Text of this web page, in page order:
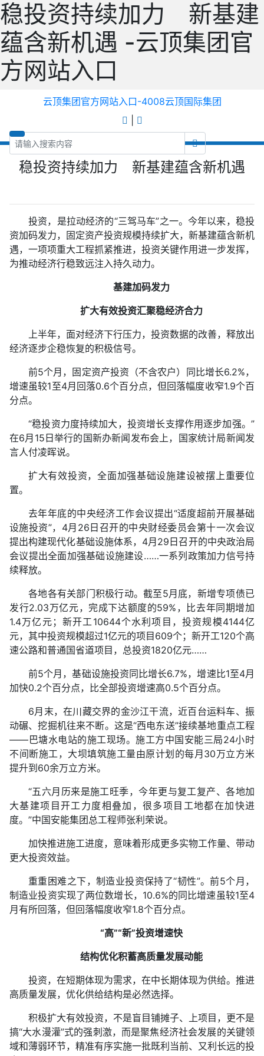
稳投资持续加力 新基建
蕴含新机遇 -云顶集团官
方网站入口
云顶集团官方网站入口-4008云顶国际集团
稳投资持续加力 新基建蕴含新机遇
投资，是拉动经济的“三驾马车”之一。今年以来，稳投
资加码发力，固定资产投资规模持续扩大，新基建蕴含新机
遇，一项项重大工程抓紧推进，投资关键作用进一步发挥，
为推动经济行稳致远注入持久动力。
基建加码发力
扩大有效投资汇聚稳经济合力
上半年，面对经济下行压力，投资数据的改善，释放出
经济逐步企稳恢复的积极信号。
前5个月，固定资产投资（不含农户）同比增长6.2%，
增速虽较1至4月回落0.6个百分点，但回落幅度收窄1.9个百
分点。
“稳投资力度持续加大，投资增长支撑作用逐步加强。”
在6月15日举行的国新办新闻发布会上，国家统计局新闻发
言人付凌晖说。
扩大有效投资，全面加强基础设施建设被摆上重要位
置。
去年年底的中央经济工作会议提出“适度超前开展基础
设施投资”，4月26日召开的中央财经委员会第十一次会议
提出构建现代化基础设施体系，4月29日召开的中央政治局
会议提出全面加强基础设施建设……一系列政策加力信号持
续释放。
各地各有关部门积极行动。截至5月底，新增专项债已
发行2.03万亿元，完成下达额度的59%，比去年同期增加
1.4万亿元；新开工10644个水利项目，投资规模4144亿
元，其中投资规模超过1亿元的项目609个；新开工120个高
速公路和普通国省道项目，总投资1820亿元……
前5个月，基础设施投资同比增长6.7%，增速比1至4月
加快0.2个百分点，比全部投资增速高0.5个百分点。
6月末，在川藏交界的金沙江干流，近百台运料车、振
动碾、挖掘机往来不断。这是“西电东送”接续基地重点工程
——巴塘水电站的施工现场。施工方中国安能三局24小时
不间断施工，大坝填筑施工量由原计划的每月30万立方米
提升到60余万立方米。
“五六月历来是施工旺季，今年更与复工复产、各地加
大基建项目开工力度相叠加，很多项目工地都在加快进
度。”中国安能集团总工程师张利荣说。
加快推进施工进度，意味着形成更多实物工作量、带动
更大投资效益。
重重困难之下，制造业投资保持了“韧性”。前5个月，
制造业投资实现了两位数增长，10.6%的同比增速虽较1至4
月有所回落，但回落幅度收窄1.8个百分点。
“高”“新”投资增速快
结构优化积蓄高质量发展动能
投资，在短期体现为需求，在中长期体现为供给。推进
高质量发展，优化供给结构是必然选择。
积极扩大有效投资，不是盲目铺摊子、上项目，更不是
搞“大水漫灌”式的强刺激，而是聚焦经济社会发展的关键领
域和薄弱环节，精准有序实施一批既利当前、又利长远的投